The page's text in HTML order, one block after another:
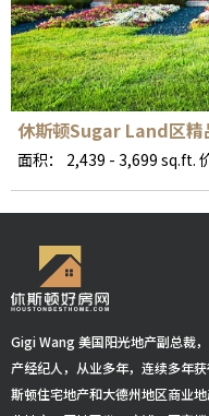
休斯顿Sugar Land区
面积： 2,439 - 3,699 sq.ft.
Gigi Wang 美国阳光地产副总裁
产经纪人，从业多年，连续多年
斯顿住宅地产和大德州地区商业